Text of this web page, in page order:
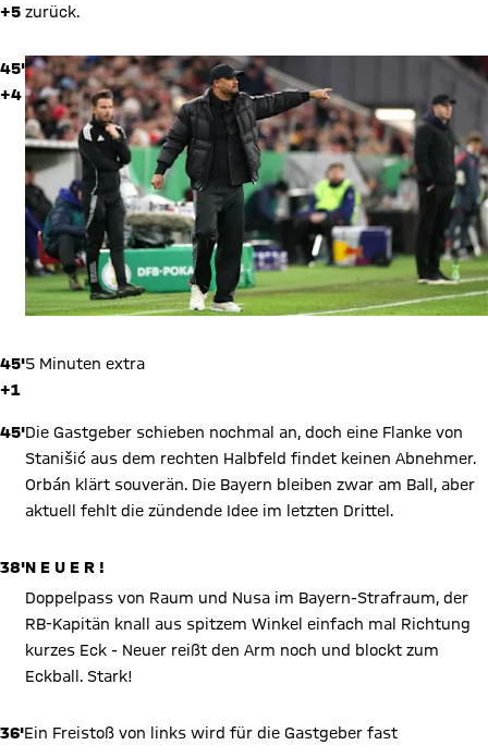
+5 zurück.
45'
+4
45'
+1
5 Minuten extra
45'Die Gastgeber schieben nochmal an, doch eine Flanke von
Stanišić aus dem rechten Halbfeld findet keinen Abnehmer.
Orbán klärt souverän. Die Bayern bleiben zwar am Ball, aber
aktuell fehlt die zündende Idee im letzten Drittel.
38'N E U E R !
Doppelpass von Raum und Nusa im Bayern-Strafraum, der
RB-Kapitän knall aus spitzem Winkel einfach mal Richtung
kurzes Eck - Neuer reißt den Arm noch und blockt zum
Eckball. Stark!
36'Ein Freistoß von links wird für die Gastgeber fast